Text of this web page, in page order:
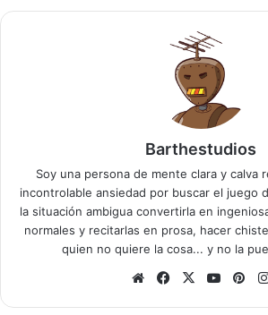
Barthestudios
Soy una persona de mente clara y calva
incontrolable ansiedad por buscar el juego
la situación ambigua convertirla en
normales y recitarlas en prosa, hacer
quien no quiere la cosa... y no la
Sitio
Facebook
X